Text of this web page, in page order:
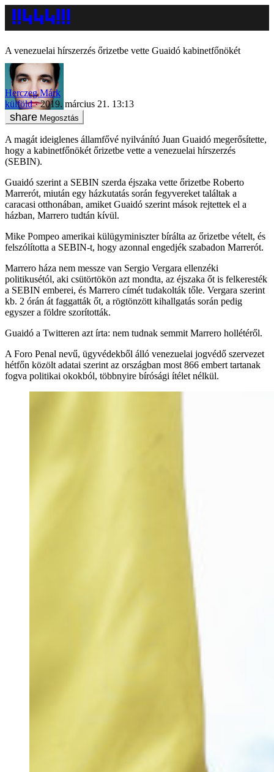
A venezuelai hírszerzés őrizetbe vette Guaidó kabinetfőnökét
Herczeg Márk
külföld
2019. március 21. 13:13
Megosztás
A magát ideiglenes államfővé nyilvánító Juan Guaidó megerősítette,
hogy a kabinetfőnökét őrizetbe vette a venezuelai hírszerzés
(SEBIN).
Guaidó szerint a SEBIN szerda éjszaka vette őrizetbe Roberto
Marrerót, miután egy házkutatás során fegyvereket találtak a
caracasi otthonában, amiket Guaidó szerint mások rejtettek el a
házban, Marrero tudtán kívül.
Mike Pompeo amerikai külügyminiszter bírálta az őrizetbe vételt, és
felszólította a SEBIN-t, hogy azonnal engedjék szabadon Marrerót.
Marrero háza nem messze van Sergio Vergara ellenzéki
politikusétól, aki csütörtökön azt mondta, az éjszaka őt is felkeresték
a SEBIN emberei, és Marrero címét tudakolták tőle. Vergara szerint
kb. 2 órán át faggatták őt, a rögtönzött kihallgatás során pedig
egyszer a földre szorították.
Guaidó a Twitteren azt írta: nem tudnak semmit Marrero hollétéről.
A Foro Penal nevű, ügyvédekből álló venezuelai jogvédő szervezet
hétfőn közölt adatai szerint az országban most 866 embert tartanak
fogva politikai okokból, többnyire bírósági ítélet nélkül.